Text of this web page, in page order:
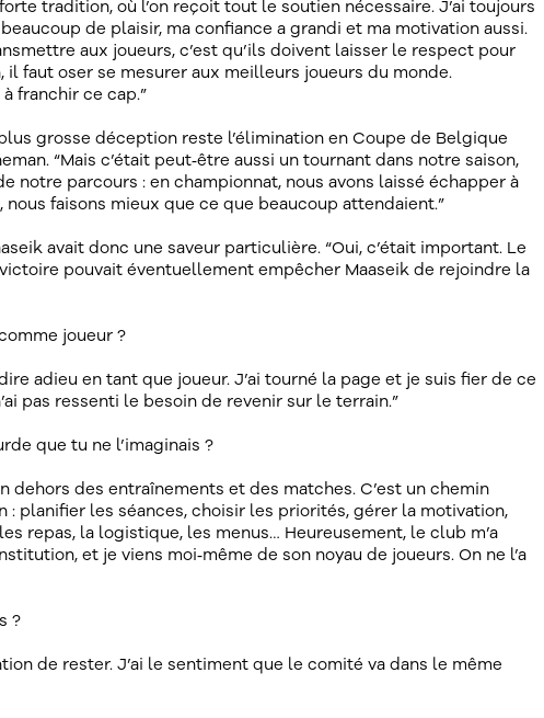
tradition, où l’on reçoit tout le soutien nécessaire. J’ai toujours
de plaisir, ma confiance a grandi et ma motivation aussi.
aux joueurs, c’est qu’ils doivent laisser le respect pour
il faut oser se mesurer aux meilleurs joueurs du monde.
franchir ce cap.”
grosse déception reste l’élimination en Coupe de Belgique
“Mais c’était peut‑être aussi un tournant dans notre saison,
notre parcours : en championnat, nous avons laissé échapper à
faisons mieux que ce que beaucoup attendaient.”
avait donc une saveur particulière. “Oui, c’était important. Le
pouvait éventuellement empêcher Maaseik de rejoindre la
joueur ?
adieu en tant que joueur. J’ai tourné la page et je suis fier de ce
pas ressenti le besoin de revenir sur le terrain.”
que tu ne l’imaginais ?
dehors des entraînements et des matches. C’est un chemin
: planifier les séances, choisir les priorités, gérer la motivation,
repas, la logistique, les menus… Heureusement, le club m’a
et je viens moi‑même de son noyau de joueurs. On ne l’a
?
de rester. J’ai le sentiment que le comité va dans le même